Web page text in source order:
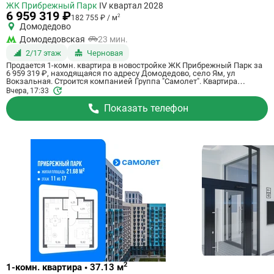
квартиру
ЖК Прибрежный Парк IV квартал 2028
6 959 319 ₽182 755 ₽ / м2
Домодедово
Домодедовская
23 мин.
2/17 этаж
Черновая
Продается 1-комн. квартира в новостройке ЖК Прибрежный Парк за
6 959 319 ₽, находящаяся по адресу Домодедово, село Ям, ул
Вокзальная. Строится компанией Группа "Самолет". Квартира
сдается в 4 квартале 2028 года с черновой отделкой, в 23 минутах на
машине от станции метрополитена Домодедовская. Общая площадь
квартиры - 38.08 кв. м. Этаж 2 из 17. ID квартиры на СтройкиРУ
801169, назовите его когда будете звонить.
Вчера, 17:33
Показать телефон
Ссылка
1-комн. квартира • 37.13 м2